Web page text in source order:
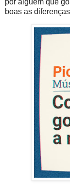
por alguém que
boas as